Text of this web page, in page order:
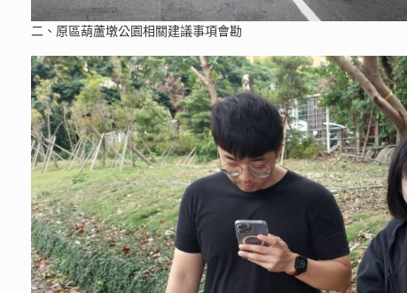
二、原區葫蘆墩公園相關建議事項會勘